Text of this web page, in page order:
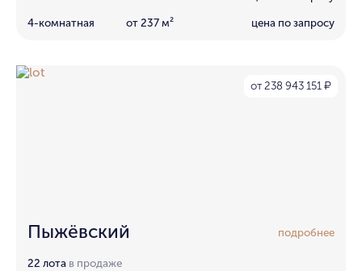
4-комнатная от 237 м² цена по запросу
от 238 943 151 ₽
Пыжёвский подробнее
22 лота в продаже